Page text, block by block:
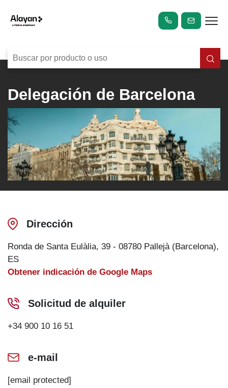
Delegación de Barcelona
Dirección
Ronda de Santa Eulàlia, 39 - 08780 Pallejà (Barcelona),
ES
Obtener indicación de Google Maps
Solicitud de alquiler
+34 900 10 16 51
e-mail
[email protected]